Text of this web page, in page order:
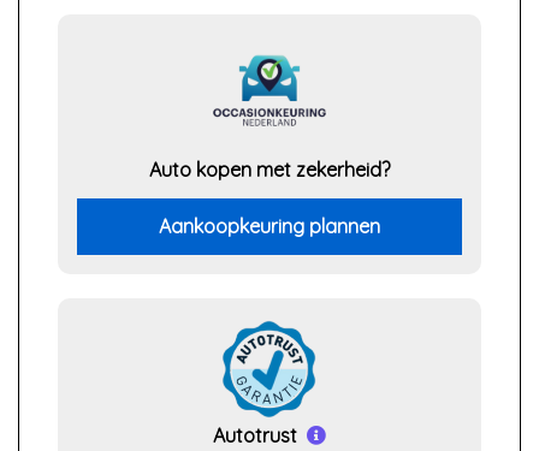
Auto kopen met zekerheid?
Aankoopkeuring plannen
Autotrust